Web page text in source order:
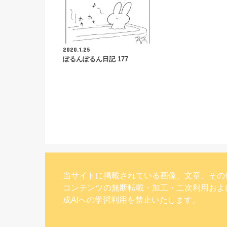
2020.1.25
ぽるんぽるん日記 177
当サイトに掲載されている画像、文章、その
コンテンツの無断転載・加工・二次利用およ
成AIへの学習利用を禁止いたします。